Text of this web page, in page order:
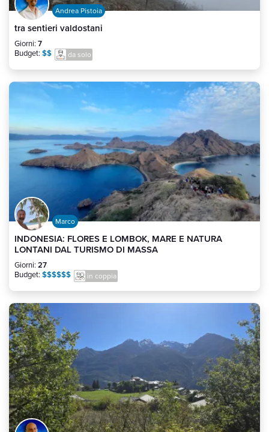
Andrea Pistoia
tra sentieri valdostani
Giorni: 7
Budget: $$ da solo
Marco
INDONESIA: FLORES E LOMBOK, MARE E NATURA
LONTANI DAL TURISMO DI MASSA
Giorni: 27
Budget: $$$$$$ in coppia